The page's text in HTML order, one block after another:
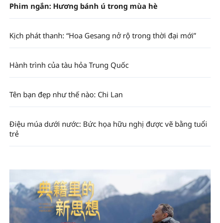
Phim ngắn: Hương bánh ú trong mùa hè
Kịch phát thanh: “Hoa Gesang nở rộ trong thời đại mới”
Hành trình của tàu hỏa Trung Quốc
Tên bạn đẹp như thế nào: Chi Lan
Điệu múa dưới nước: Bức họa hữu nghị được vẽ bằng tuổi
trẻ